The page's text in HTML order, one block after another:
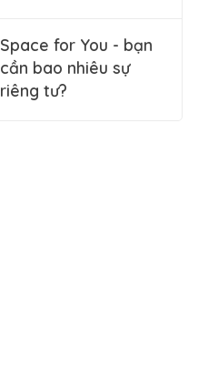
Space for You - bạn
cần bao nhiêu sự
riêng tư?